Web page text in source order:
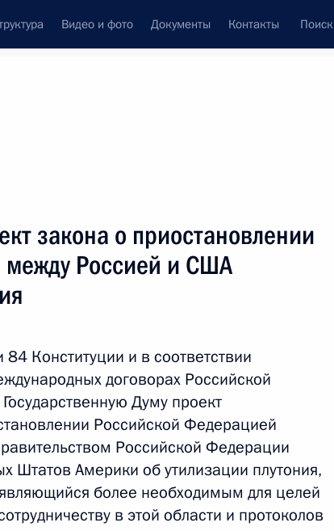
Видео и фото Документы Контакты Поиск
следующие материалы
и Полномочным
Трампом
закона о приостановлении
между Россией и США
84 Конституции и в соответствии
договорах Российской
Думу проект
Российской Федерацией
Российской Федерации
Штатов Америки об утилизации плутония,
более необходимым для целей
в этой области и протоколов